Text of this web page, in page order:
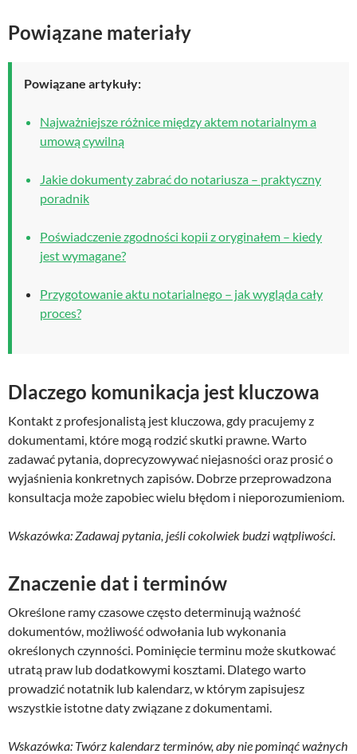
Powiązane materiały
Powiązane artykuły:
Najważniejsze różnice między aktem notarialnym a
umową cywilną
Jakie dokumenty zabrać do notariusza – praktyczny
poradnik
Poświadczenie zgodności kopii z oryginałem – kiedy
jest wymagane?
Przygotowanie aktu notarialnego – jak wygląda cały
proces?
Dlaczego komunikacja jest kluczowa
Kontakt z profesjonalistą jest kluczowa, gdy pracujemy z
dokumentami, które mogą rodzić skutki prawne. Warto
zadawać pytania, doprecyzowywać niejasności oraz prosić o
wyjaśnienia konkretnych zapisów. Dobrze przeprowadzona
konsultacja może zapobiec wielu błędom i nieporozumieniom.
Wskazówka: Zadawaj pytania, jeśli cokolwiek budzi wątpliwości.
Znaczenie dat i terminów
Określone ramy czasowe często determinują ważność
dokumentów, możliwość odwołania lub wykonania
określonych czynności. Pominięcie terminu może skutkować
utratą praw lub dodatkowymi kosztami. Dlatego warto
prowadzić notatnik lub kalendarz, w którym zapisujesz
wszystkie istotne daty związane z dokumentami.
Wskazówka: Twórz kalendarz terminów, aby nie pominąć ważnych